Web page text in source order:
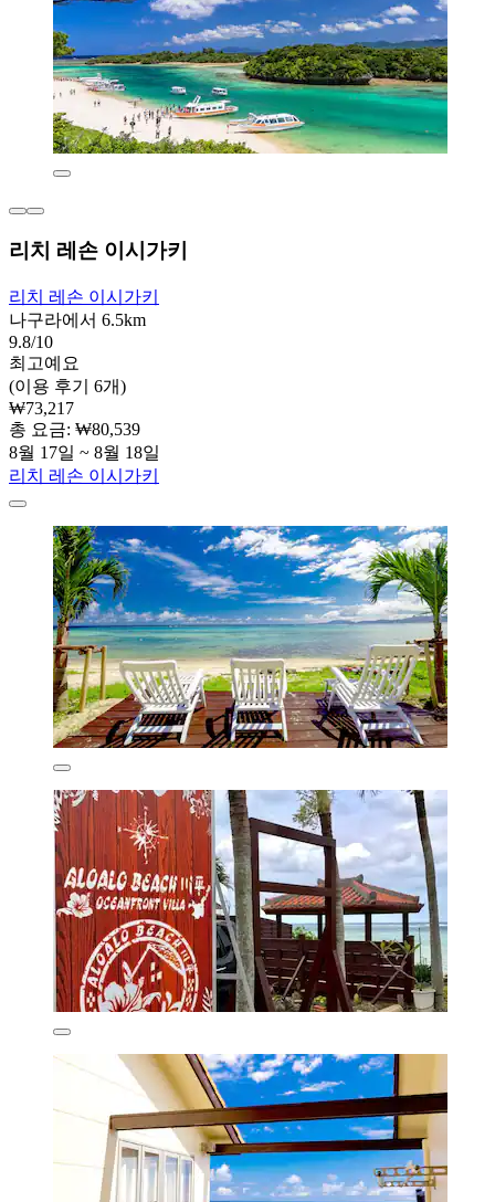
리치 레손 이시가키
리치 레손 이시가키
나구라에서 6.5km
9.8/10
최고예요
(이용 후기 6개)
₩73,217
총 요금: ₩80,539
8월 17일 ~ 8월 18일
리치 레손 이시가키